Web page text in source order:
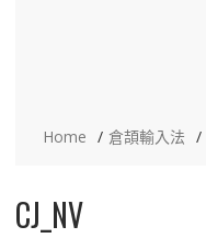
Home 倉頡輸入法
CJ_NV